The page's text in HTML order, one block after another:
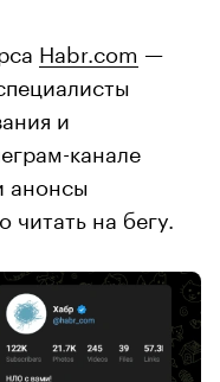
Habr.com —
и
канале
анонсы
на бегу.